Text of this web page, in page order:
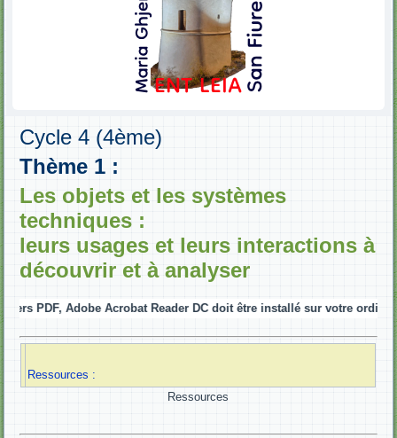
Cycle 4 (4ème)
Thème 1 :
Les objets et les systèmes
techniques :
leurs usages et leurs interactions à
découvrir et à analyser
PDF, Adobe Acrobat Reader DC doit être installé sur votre
Ressources
Ressources :